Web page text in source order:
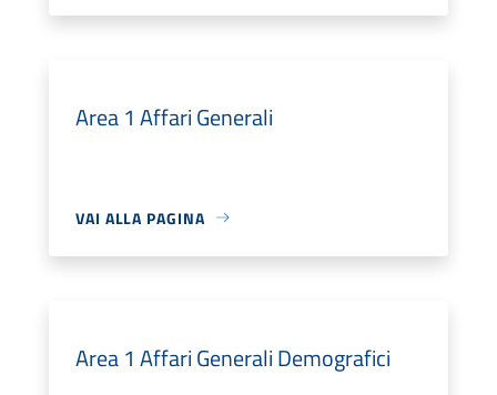
Area 1 Affari Generali
VAI ALLA PAGINA
Area 1 Affari Generali Demografici